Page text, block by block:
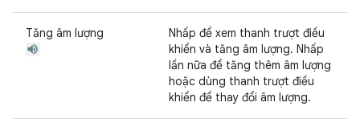
Tăng âm lượng
Nhấp để xem thanh trượt điều
khiển và tăng âm lượng. Nhấp
lần nữa để tăng thêm âm lượng
hoặc dùng thanh trượt điều
khiển để thay đổi âm lượng.